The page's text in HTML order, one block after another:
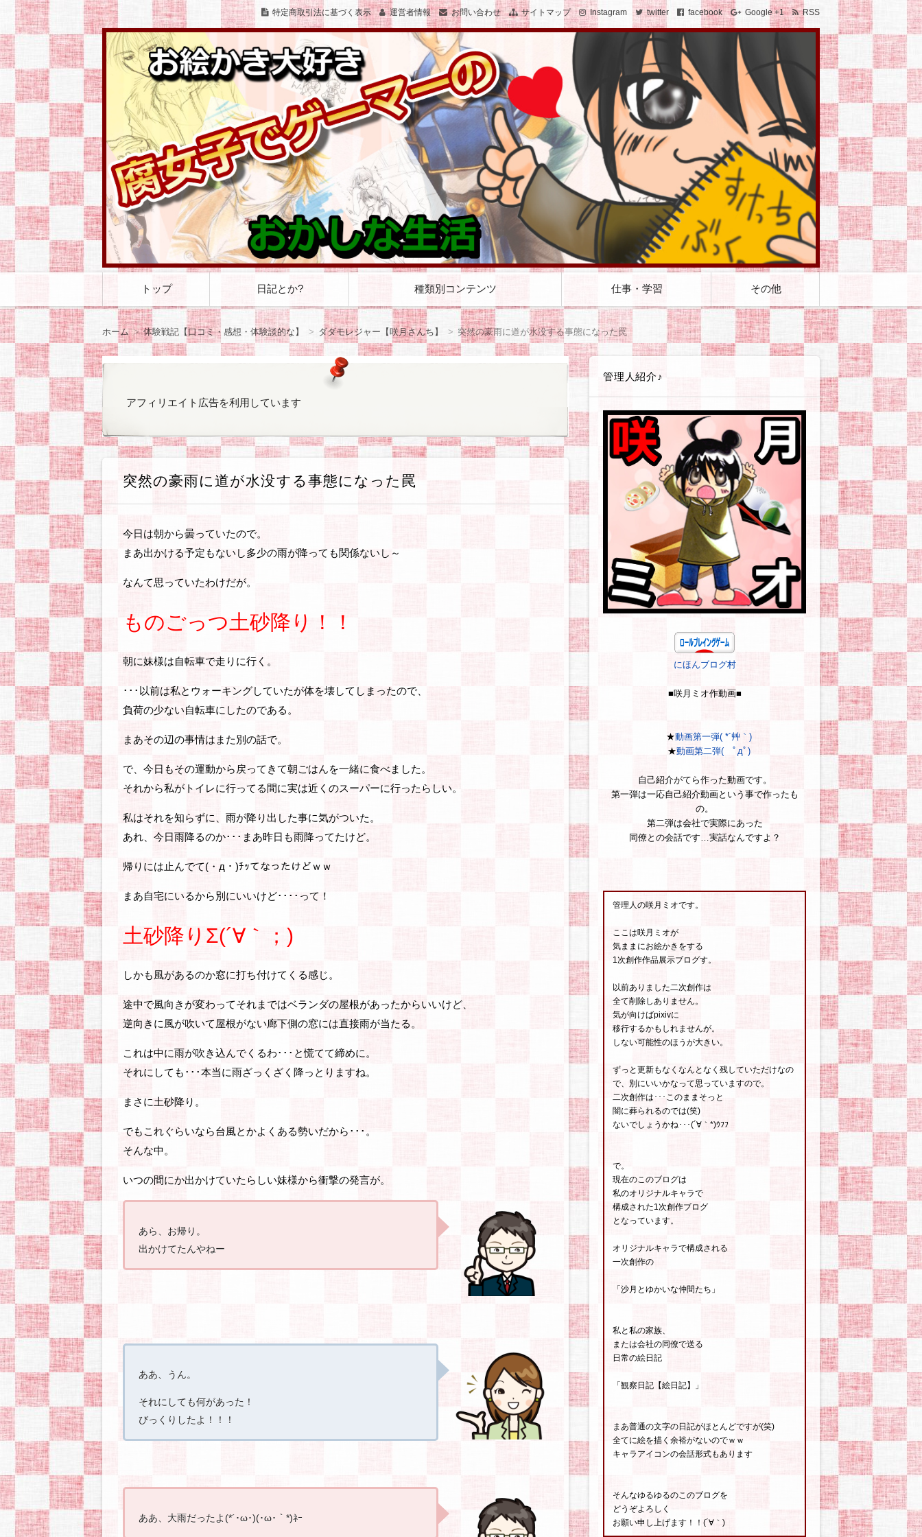
特定商取引法に基づく表示 運営者情報 お問い合わせ サイトマップ Instagram twitter facebook Google +1 RSS
お絵かき大好き 腐女子でゲーマーのおかしな生活
お絵かきとゲームをこよなく愛する腐女子のおかしな生活を絵と文で綴ります
ン
ツ
へ
トップ 日記とか?
観察日記 観察日記【咲月さんち】
観察日記【世間様の様子】
観察日記【ゲーム・遊び】
観察日記【ダイエット編】
観察日記【美容編】
観察日記【健康編】
観察日記【絵日記】
観察日記【職場のゆかいな同僚たち】
ラノベやコミックの感想等
ゲームのプレイ日記や感想等
オカンと乳がん
気になったもの
ぽっちゃりファッション
お知らせ
種類別コンテンツ
体験戦記各種 体験戦記アイヨウダー【愛用食材・小物】
体験戦記アソンダー【ゲーム・遊び】
体験戦記エヲカイター【お絵かき編】
体験戦記オシリダイジ【便秘・痔】
体験戦記カタヅケター【掃除・片付け編】
体験戦記カッタッター【お買い物編】
体験戦記ケンコウダイイチ【美容・健康】
体験戦記シッパイダー【失敗談等】
体験戦記ゼッショクダー【プチ絶食生活】
体験戦記タノシンダー【行事やイベント編】
体験戦記タベッター【食べ物編】
体験戦記タメシター【お試し編】
体験戦記タメシター【対策・改善】
体験戦記タイヘンジャー【非常時・防災対策】
体験戦記ダイエッター【オートミール編】
体験戦記ダイエッター【ゆるい糖質カット】
体験戦記ダイエッター【人間になりたい編】
体験戦記ダイエッター【低GIチャレンジ】
体験戦記【料理ネタ】
体験戦記ドウガー【動画作成】
体験戦記ノンダー【飲み物編】
体験戦記ノウゼイジャー【ふるさと納税】
体験戦記ヒッコシター【引越し編】
体験戦記料理編 体験戦記ツクッター【その他】
体験戦記ツクッター【リュウジ】
体験戦記ツクッター【りなてぃ】
体験戦記ツクッター【山本ゆり】
解説戦記各種 解説戦隊アソブンジャー【趣味・遊び編】
解説戦隊イキイキジャー【美容・健康編】
解説戦隊イベンター【イベント情報】
解説戦隊エヲカイター【お絵かき編】
解説戦隊カスタマイジャー【カスタマイズ編】
解説戦隊シラベッター【その他疑問】
解説戦隊ツカイカター【使い方編】
解説戦隊タベルンジャー【食べ物編】
解説戦隊デキルンジャー【登録・設定編】
解説戦隊ワカルンジャー【用語編】
解説戦隊ノムンジャー【飲み物編】
企業・お店 企業・お店ーおおむぎ工房
企業・お店ーニトリ
企業・お店ーモラタメ
企業・お店ーユニクロ
企業・お店ーリュリュモール
企業・お店－BASEFOOD
企業・お店－コンビニ各社
企業・お店－シャトレーゼ
企業・お店－タマチャンショップ
企業・お店－ヤフーショッピング
企業・お店－楽天市場
読書感想 読書感想【本に関する情報やお話】
読書感想【その他の本】
読書感想【ライトノベル】
読書感想【コミック】
読書感想【恋愛要素薄めか皆無】
読書感想【現代社会風恋愛もの】
読書感想【異世界転生・転移・召喚】
読書感想【貴族・外国風恋愛もの】
読書感想【BL/女性向/男×男注意
仕事・学習
アフィリエイト講座
WordPress(ワードプレス)
テーマ・テンプレート
SIRIUS(シリウス)関連
BANNERPLUS(バナープラス)関連
無料ブログ
ASP・広告
ウェブサービス・店舗・企業
ソフト・ツール
お得情報やお小遣い稼ぎとか
その他
サイトマップ
プライバシーポリシー
ホーム
体験戦記【口コミ・感想・体験談的な】 ダダモレジャー【咲月さんち】 突然の豪雨に道が水没する事態になった罠
アフィリエイト広告を利用しています
突然の豪雨に道が水没する事態になった罠
今日は朝から曇っていたので。
まあ出かける予定もないし多少の雨が降っても関係ないし～
なんて思っていたわけだが。
ものごっつ土砂降り！！
朝に妹様は自転車で走りに行く。
･･･以前は私とウォーキングしていたが体を壊してしまったので、
負荷の少ない自転車にしたのである。
まあその辺の事情はまた別の話で。
で、今日もその運動から戻ってきて朝ごはんを一緒に食べました。
それから私がトイレに行ってる間に実は近くのスーパーに行ったらしい。
私はそれを知らずに、雨が降り出した事に気がついた。
あれ、今日雨降るのか･･･まあ昨日も雨降ってたけど。
帰りには止んでて(・д・)ﾁｯてなったけどｗｗ
まあ自宅にいるから別にいいけど････って！
土砂降りΣ(´∀｀；)
しかも風があるのか窓に打ち付けてくる感じ。
途中で風向きが変わってそれまではベランダの屋根があったからいいけど、
逆向きに風が吹いて屋根がない廊下側の窓には直接雨が当たる。
これは中に雨が吹き込んでくるわ･･･と慌てて締めに。
それにしても･･･本当に雨ざっくざく降っとりますね。
まさに土砂降り。
でもこれぐらいなら台風とかよくある勢いだから･･･。
そんな中。
いつの間にか出かけていたらしい妹様から衝撃の発言が。
あら、お帰り。
出かけてたんやねー
ああ、うん。
それにしても何があった！
びっくりしたよ！！！
ああ、大雨だったよ(*´･ω･)(･ω･｀*)ﾈｰ
管理人紹介♪
にほんブログ村
■咲月ミオ作動画■
★動画第一弾( *´艸｀)
★動画第二弾( ﾟдﾟ)
自己紹介がてら作った動画です。
第一弾は一応自己紹介動画という事で作ったも
の。
第二弾は会社で実際にあった
同僚との会話です…実話なんですよ？
管理人の咲月ミオです。
ここは咲月ミオが
気ままにお絵かきをする
1次創作作品展示ブログす。
以前ありました二次創作は
全て削除しありません。
気が向けばpixivに
移行するかもしれませんが。
しない可能性のほうが大きい。
ずっと更新もなくなんとなく残していただけなの
で、別にいいかなって思っていますので。
二次創作は･･･このままそっと
闇に葬られるのでは(笑)
ないでしょうかね･･･(´∀｀*)ｳﾌﾌ
で。
現在のこのブログは
私のオリジナルキャラで
構成された1次創作ブログ
となっています。
オリジナルキャラで構成される
一次創作の
「沙月とゆかいな仲間たち」
私と私の家族、
または会社の同僚で送る
日常の絵日記
「観察日記【絵日記】」
まあ普通の文字の日記がほとんどですが(笑)
全てに絵を描く余裕がないのでｗｗ
キャラアイコンの会話形式もあります
そんなゆるゆるのこのブログを
どうぞよろしく
お願い申し上げます！！(´∀｀)